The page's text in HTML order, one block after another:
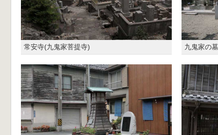
常安寺(九鬼家菩提寺) 九鬼家の